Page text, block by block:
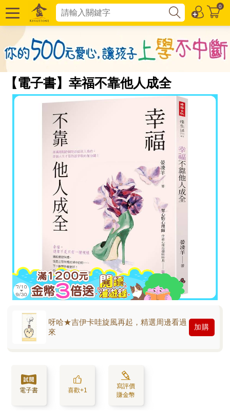
0
【電子書】幸福不靠他人成全
呀哈★吉伊卡哇旋風再起，精選周邊看過
來
加購
電子書 喜歡+1
寫評價
賺金幣